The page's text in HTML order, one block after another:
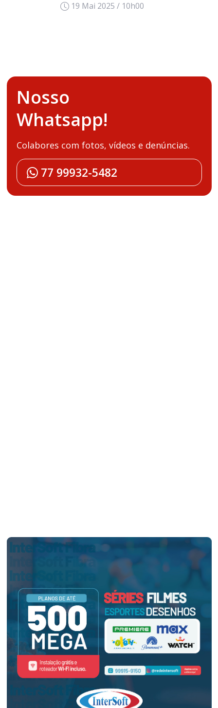
19 Mai 2025 / 10h00
Nosso
Whatsapp!
Colabores com fotos, vídeos e denúncias.
77 99932-5482